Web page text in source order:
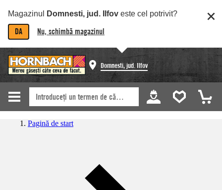
Magazinul Domnesti, jud. Ilfov este cel potrivit?
DA Nu, schimbă magazinul
Domnesti, jud. Ilfov
Pagină de start